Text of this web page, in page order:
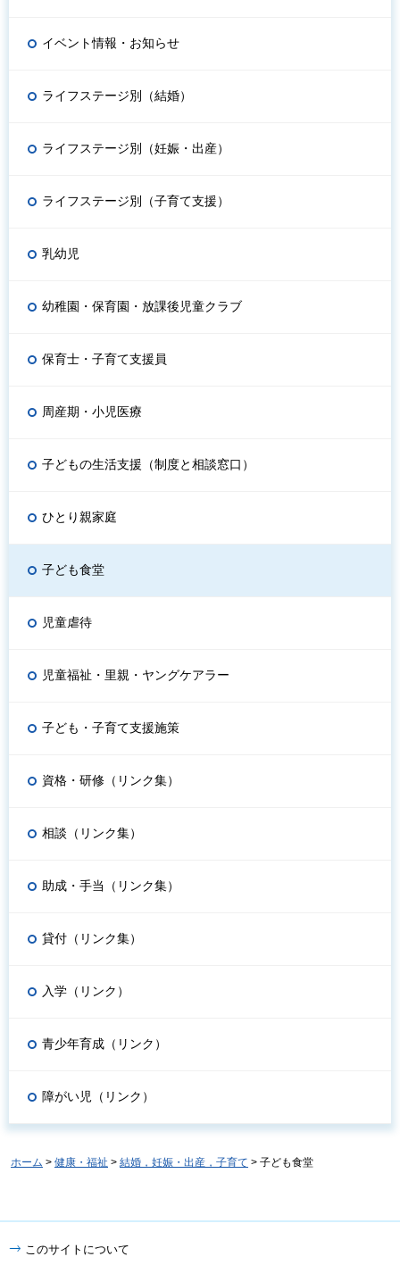
イベント情報・お知らせ
ライフステージ別（結婚）
ライフステージ別（妊娠・出産）
ライフステージ別（子育て支援）
乳幼児
幼稚園・保育園・放課後児童クラブ
保育士・子育て支援員
周産期・小児医療
子どもの生活支援（制度と相談窓口）
ひとり親家庭
子ども食堂
児童虐待
児童福祉・里親・ヤングケアラー
子ども・子育て支援施策
資格・研修（リンク集）
相談（リンク集）
助成・手当（リンク集）
貸付（リンク集）
入学（リンク）
青少年育成（リンク）
障がい児（リンク）
ホーム > 健康・福祉 > 結婚，妊娠・出産，子育て > 子ども食堂
このサイトについて